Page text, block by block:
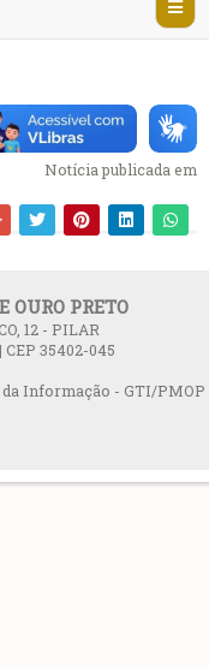
Notícia publicada em
PRETO
12 - PILAR
CEP 35402-045
Informação - GTI/PMOP